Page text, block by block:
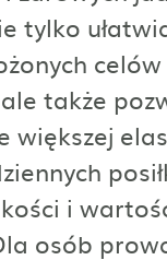
tylko
celów
także
większej
i
osób